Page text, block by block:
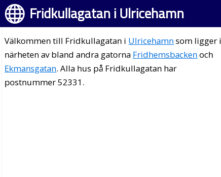
Fridkullagatan i Ulricehamn
Välkommen till Fridkullagatan i Ulricehamnsom ligger
närheten av bland andra gatorna Fridhemsbackenoch
Ekmansgatan. Alla hus på Fridkullagatan har
postnummer 52331.